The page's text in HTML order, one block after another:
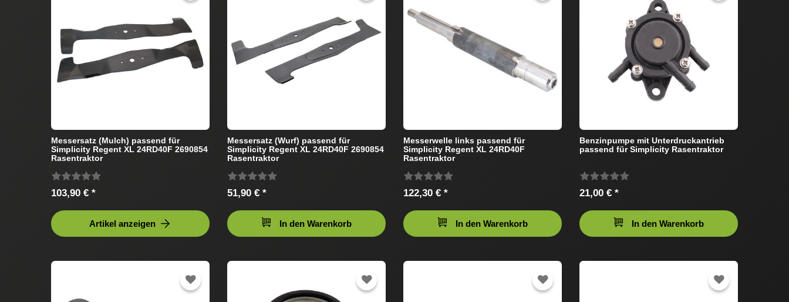
Messersatz (Mulch) passend für
Simplicity Regent XL 24RD40F 2690854
Rasentraktor
103,90 € *
Artikel anzeigen
Messersatz (Wurf) passend für
Simplicity Regent XL 24RD40F 2690854
Rasentraktor
51,90 € *
In den Warenkorb
Messerwelle links passend für
Simplicity Regent XL 24RD40F
Rasentraktor
122,30 € *
In den Warenkorb
Benzinpumpe mit Unterdruckantrieb
passend für Simplicity Rasentraktor
21,00 € *
In den Warenkorb